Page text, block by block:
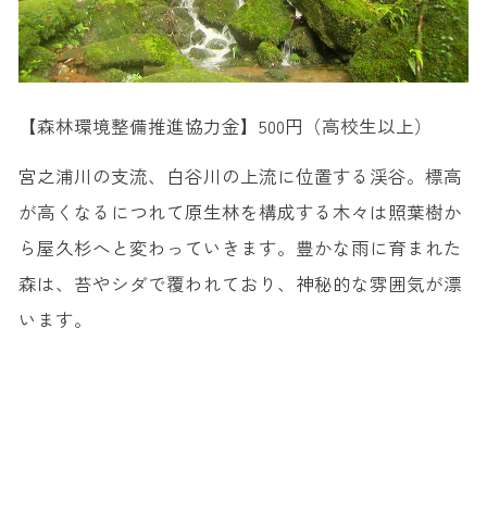
【森林環境整備推進協力金】500円（高校生以上）
宮之浦川の支流、白谷川の上流に位置する渓谷。標高
が高くなるにつれて原生林を構成する木々は照葉樹か
ら屋久杉へと変わっていきます。豊かな雨に育まれた
森は、苔やシダで覆われており、神秘的な雰囲気が漂
います。